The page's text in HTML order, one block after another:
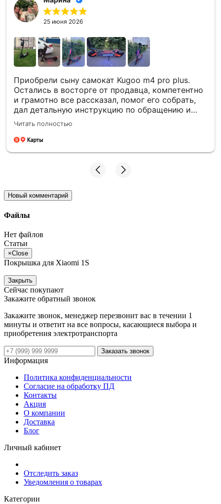
25 июня 2026
Приобрели сыну самокат Kugoo m4 pro plus.
Остались в восторге от продавца, компетентно
и грамотно все рассказал, помог его собрать,
дал детальную инструкцию по обращению и
обслуживанию самоката. Сразу же купили там
фирменный рюкзак. Самокат мощный,
качественный, сын безумно счастлив. Спасибо
магазин, т.к. обслуживание на высшем уровне и
Все довольны)
Читать полностью
Новый комментарий
Файлы
Нет файлов
Статьи
×Close
Покрышка для Xiaomi 1S
Закрыть
Сейчас покупают
Закажите обратный звонок
Закажите звонок, менеджер перезвонит вас в течении 1
минуты и ответит на все вопросы, касающиеся выбора и
приобретения электротранспорта
Заказать звонок
Информация
Политика конфиденциальности
Согласие на обработку ПД
Контакты
Акция
О компании
Доставка
Блог
Личный кабинет
Отследить заказ
Уведомления о товарах
Категории